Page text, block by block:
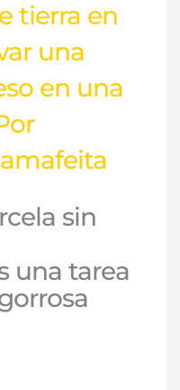
tierra en
una
en una
sin
una tarea